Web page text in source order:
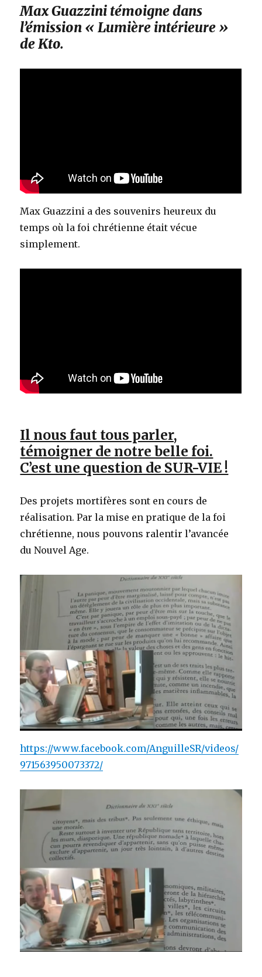
Max Guazzini témoigne dans
l’émission « Lumière intérieure »
de Kto.
Max Guazzini a des souvenirs heureux du
temps où la foi chrétienne était vécue
simplement.
Il nous faut tous parler,
témoigner de notre belle foi.
C’est une question de SUR-VIE !
Des projets mortifères sont en cours de
réalisation. Par la mise en pratique de la foi
chrétienne, nous pouvons ralentir l’avancée
du Nouvel Age.
https://www.facebook.com/AnguilleSR/videos/
971563950073372/